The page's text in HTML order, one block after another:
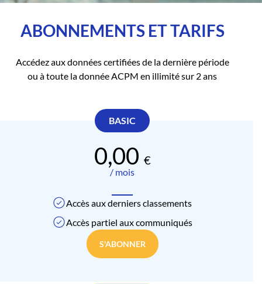
ABONNEMENTS ET TARIFS
Accédez aux données certifiées de la dernière période
ou à toute la donnée ACPM en illimité sur 2 ans
0,00
/ mois
Accès aux derniers classements
Accès partiel aux communiqués
S'ABONNER